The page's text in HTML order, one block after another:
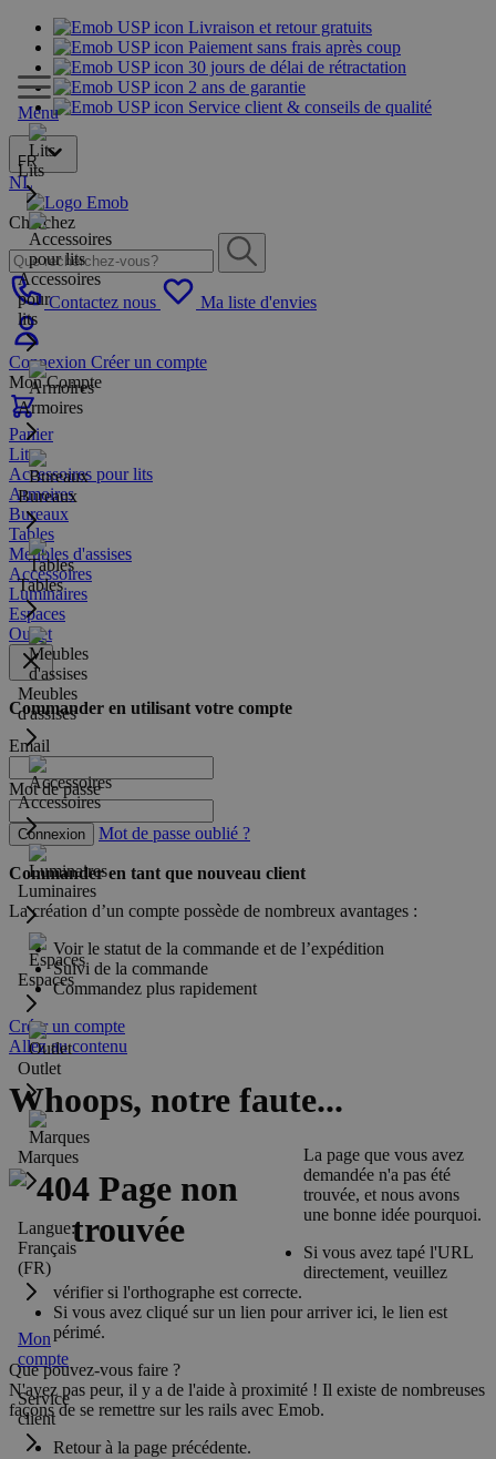
Livraison et retour gratuits
Paiement sans frais après coup
30 jours de délai de rétractation
2 ans de garantie
Service client & conseils de qualité
FR
NL
Cherchez
Contactez nous Ma liste d'envies
Connexion Créer un compte
Mon Compte
Panier
Menu
Lits
Accessoires
pour
lits
Armoires
Bureaux
Tables
Meubles
d'assises
Accessoires
Luminaires
Espaces
Outlet
Marques
Langue:
Français
(FR)
Mon
compte
Service
client
Lits
Accessoires pour lits
Armoires
Bureaux
Tables
Meubles d'assises
Accessoires
Luminaires
Espaces
Outlet
Commander en utilisant votre compte
Email
Mot de passe
Connexion Mot de passe oublié ?
Commander en tant que nouveau client
La création d’un compte possède de nombreux avantages :
Voir le statut de la commande et de l’expédition
Suivi de la commande
Commandez plus rapidement
Créer un compte
Allez au contenu
Whoops, notre faute...
La page que vous avez
demandée n'a pas été
trouvée, et nous avons
une bonne idée pourquoi.
Si vous avez tapé l'URL
directement, veuillez
vérifier si l'orthographe est correcte.
Si vous avez cliqué sur un lien pour arriver ici, le lien est
périmé.
Que pouvez-vous faire ?
N'ayez pas peur, il y a de l'aide à proximité ! Il existe de nombreuses
façons de se remettre sur les rails avec Emob.
Retour à la page précédente.